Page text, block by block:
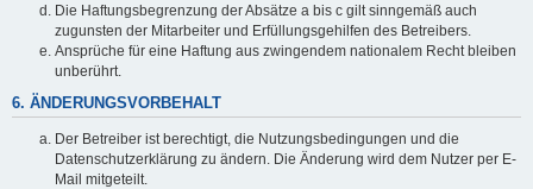
Die Haftungsbegrenzung der Absätze a bis c gilt sinngemäß auch
zugunsten der Mitarbeiter und Erfüllungsgehilfen des Betreibers.
Ansprüche für eine Haftung aus zwingendem nationalem Recht bleiben
unberührt.
6. ÄNDERUNGSVORBEHALT
Der Betreiber ist berechtigt, die Nutzungsbedingungen und die
Datenschutzerklärung zu ändern. Die Änderung wird dem Nutzer per E-
Mail mitgeteilt.